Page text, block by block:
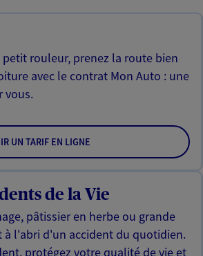
petit rouleur, prenez la route bien
avec le contrat Mon Auto : une
vous.
UN TARIF EN LIGNE
de la Vie
pâtissier en herbe ou grande
l'abri d'un accident du quotidien.
protégez votre qualité de vie et